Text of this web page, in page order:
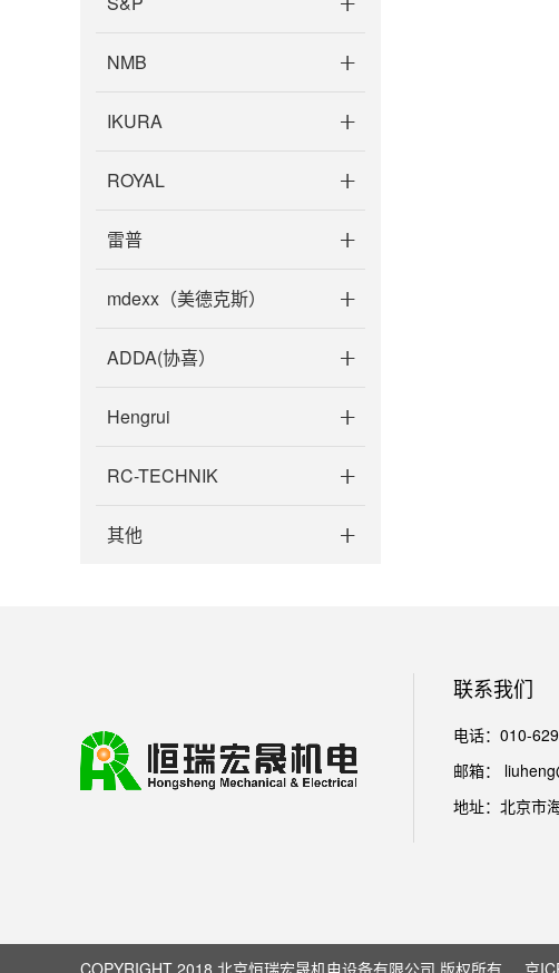
NMB
IKURA
ROYAL
雷普
mdexx（美德克斯）
ADDA(协喜）
Hengrui
RC-TECHNIK
其他
联系我们
电话：010-
邮箱：
地址：北京市
COPYRIGHT 2018 北京恒瑞宏晟机电设备有限公司 版权所有 京